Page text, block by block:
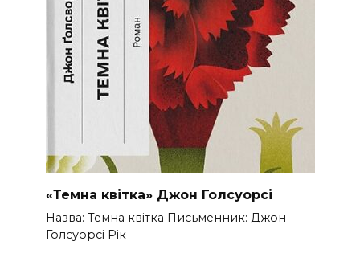
«Темна квітка» Джон Голсуорсі
Назва: Темна квітка Письменник: Джон
Голсуорсі Рік